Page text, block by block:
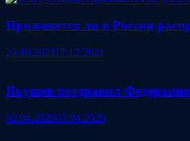
Приживется ли в России
25.10.202117.12.2021
Якушев поздравил
02.04.202603.04.2026